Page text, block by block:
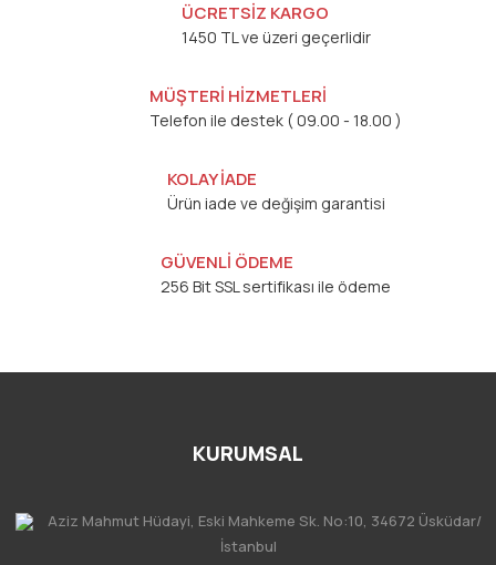
ÜCRETSİZ KARGO
1450 TL ve üzeri geçerlidir
MÜŞTERİ HİZMETLERİ
Telefon ile destek ( 09.00 - 18.00 )
KOLAY İADE
Ürün iade ve değişim garantisi
GÜVENLİ ÖDEME
256 Bit SSL sertifikası ile ödeme
KURUMSAL
Aziz Mahmut Hüdayi, Eski Mahkeme Sk. No:10, 34672 Üsküdar/
İstanbul